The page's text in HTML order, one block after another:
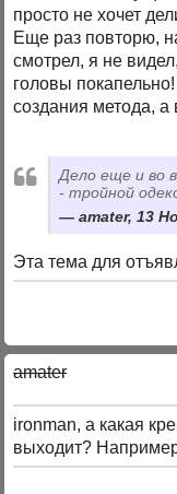
просто не хочет
Еще раз повторю,
смотрел, я не
головы
создания метода, а
Дело еще и во
- тройной
amater, 13
Эта тема для
amater
ironman, а какая
выходит?